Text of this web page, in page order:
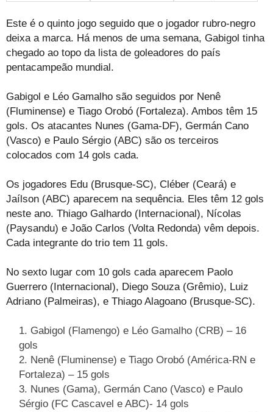
Este é o quinto jogo seguido que o jogador rubro-negro
deixa a marca. Há menos de uma semana, Gabigol tinha
chegado ao topo da lista de goleadores do país
pentacampeão mundial.
Gabigol e Léo Gamalho são seguidos por Nenê
(Fluminense) e Tiago Orobó (Fortaleza). Ambos têm 15
gols. Os atacantes Nunes (Gama-DF), Germán Cano
(Vasco) e Paulo Sérgio (ABC) são os terceiros
colocados com 14 gols cada.
Os jogadores Edu (Brusque-SC), Cléber (Ceará) e
Jaílson (ABC) aparecem na sequência. Eles têm 12 gols
neste ano. Thiago Galhardo (Internacional), Nícolas
(Paysandu) e João Carlos (Volta Redonda) vêm depois.
Cada integrante do trio tem 11 gols.
No sexto lugar com 10 gols cada aparecem Paolo
Guerrero (Internacional), Diego Souza (Grêmio), Luiz
Adriano (Palmeiras), e Thiago Alagoano (Brusque-SC).
Gabigol (Flamengo) e Léo Gamalho (CRB) – 16
gols
Nenê (Fluminense) e Tiago Orobó (América-RN e
Fortaleza) – 15 gols
Nunes (Gama), Germán Cano (Vasco) e Paulo
Sérgio (FC Cascavel e ABC)- 14 gols